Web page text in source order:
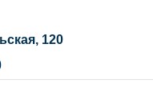
120